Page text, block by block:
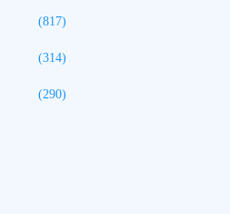
(817)
(314)
(290)